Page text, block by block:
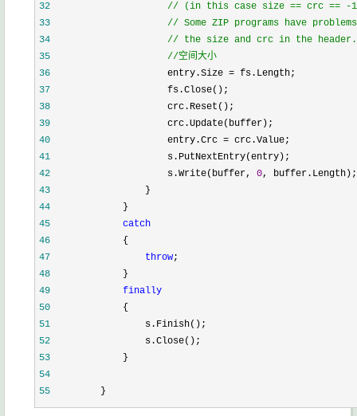
32
// (in this case size == crc == -
33
// Some ZIP programs have
34
// the size and crc in the header.
35
//空间大小
36
                    entry.Size
= fs.Length;
37
                    fs.Close();
38
                    crc.Reset();
39
                    crc.Update(buffer);
40
                    entry.Crc
= crc.Value;
41
                    s.PutNextEntry(entry);
42
                    s.Write(buffer,
0, buffer.Length);
43
                }
44
            }
45
catch
46
            {
47
throw;
48
            }
49
finally
50
            {
51
                s.Finish();
52
                s.Close();
53
            }
54
55
        }